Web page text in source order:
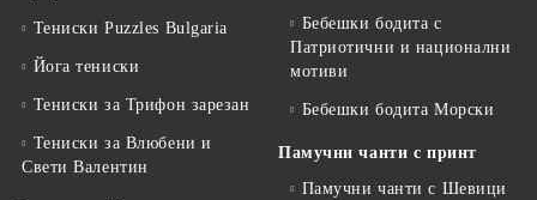
Тениски Puzzles Bulgaria
Йога тениски
Тениски за Трифон зарезан
Тениски за Влюбени и
Свети Валентин
Бебешки бодита с
Патриотични и национални
мотиви
Бебешки бодита Морски
Памучни чанти с принт
Памучни чанти с Шевици